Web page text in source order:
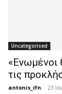
Uncategorised
«Ενωμένοι
τις
antonis_ifn - 23